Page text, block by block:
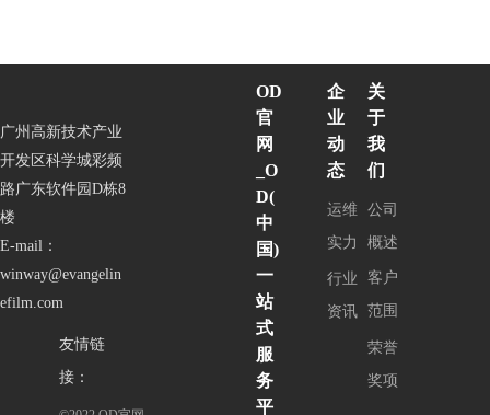
广州高新技术产业
开发区科学城彩频
路广东软件园D栋8
楼
E-mail：
winway@evangelin
efilm.com
友情链
接：
OD
官
网
_O
D(
中
国)
一
站
式
服
务
平
企
业
动
态
运维
实力
行业
资讯
关
于
我
们
公司
概述
客户
范围
荣誉
奖项